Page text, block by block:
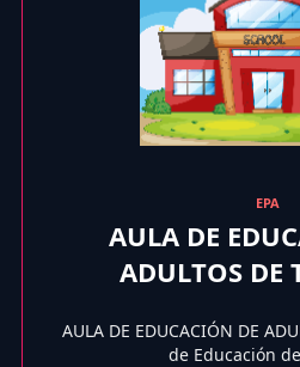
EPA
AULA DE
ADULTOS DE
AULA DE EDUCACIÓN DE
de Educación